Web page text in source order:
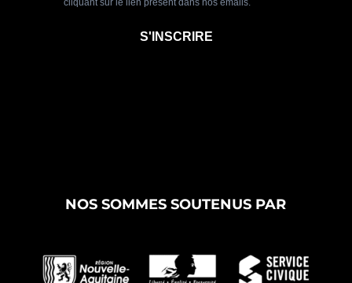
NOS SOMMES SOUTENUS PAR